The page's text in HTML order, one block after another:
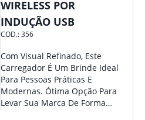
WIRELESS POR
INDUÇÃO USB
COD.:356
Com Visual Refinado, Este
Carregador É Um Brinde Ideal
Para Pessoas Práticas E
Modernas. Ótima Opção Para
Levar Sua Marca De Forma